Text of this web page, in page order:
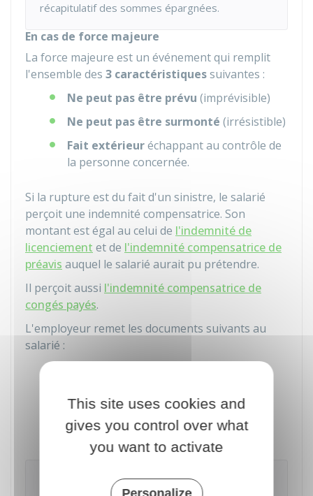
récapitulatif des sommes épargnées.
En cas de force majeure
La force majeure est un événement qui remplit
l'ensemble des 3 caractéristiquessuivantes :
Ne peut pas être prévu (imprévisible)
Ne peut pas être surmonté (irrésistible)
Fait extérieuréchappant au contrôle de
la personne concernée.
Si la rupture est du fait d'un sinistre, le salarié
perçoit une indemnité compensatrice. Son
montant est égal au celui de l'indemnité de
licenciement et de l'indemnité compensatrice de
préavis auquel le salarié aurait pu prétendre.
Il perçoit aussi l'indemnité compensatrice de
congés payés.
L'employeur remet les documents suivants au
salarié :
(anciennement Pôle emploi)
Reçu pour solde de tout compte.
This site uses cookies and
gives you control over what
you want to activate
Personalize